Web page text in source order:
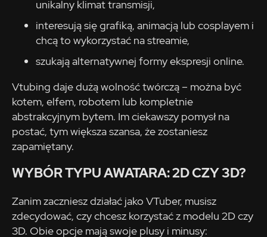
unikalny klimat transmisji,
interesują się grafiką, animacją lub cosplayem i
chcą to wykorzystać na streamie,
szukają alternatywnej formy ekspresji online.
Vtubing daje dużą wolność twórczą – można być
kotem, elfem, robotem lub kompletnie
abstrakcyjnym bytem. Im ciekawszy pomysł na
postać, tym większa szansa, że zostaniesz
zapamiętany.
WYBÓR TYPU AWATARA: 2D CZY 3D?
Zanim zaczniesz działać jako VTuber, musisz
zdecydować, czy chcesz korzystać z modelu 2D czy
3D. Obie opcje mają swoje plusy i minusy: